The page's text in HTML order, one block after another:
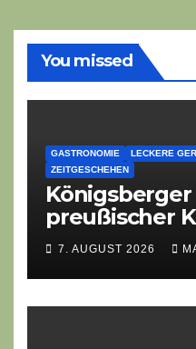
You missed
GASTRONOMIE LECKERE
ZEITGESCHEHEN
Königsberger
preußischer
Zeiten
7. AUGUST 2026